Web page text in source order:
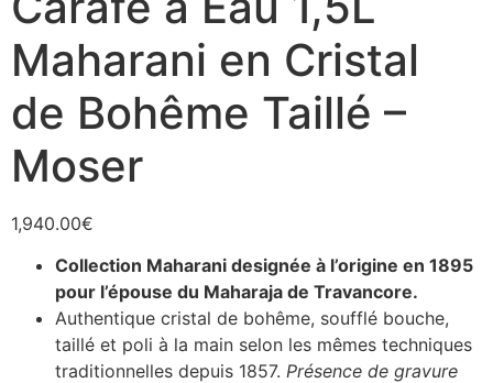
Maharani en Cristal
de Bohême Taillé –
Moser
1,940.00€
Collection Maharani designée à l’origine en 1895
pour l’épouse du Maharaja de Travancore.
Authentique cristal de bohême, soufflé bouche,
taillé et poli à la main selon les mêmes techniques
traditionnelles depuis 1857. Présence de gravure